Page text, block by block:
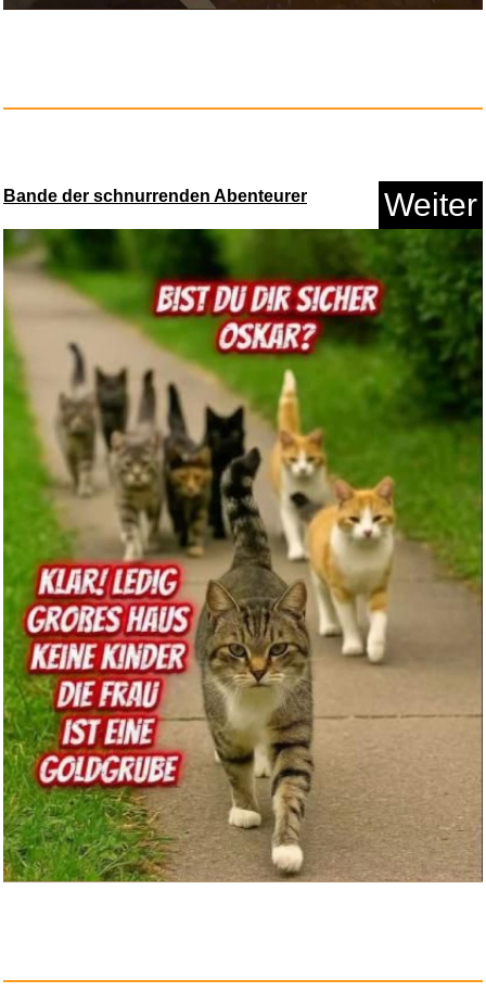
Edubini Magische Vorschule
&Uu...
Anzeige
Swiftswan Hard Carry Zipper
Sc...
Bande der schnurrenden Abenteurer Weiter